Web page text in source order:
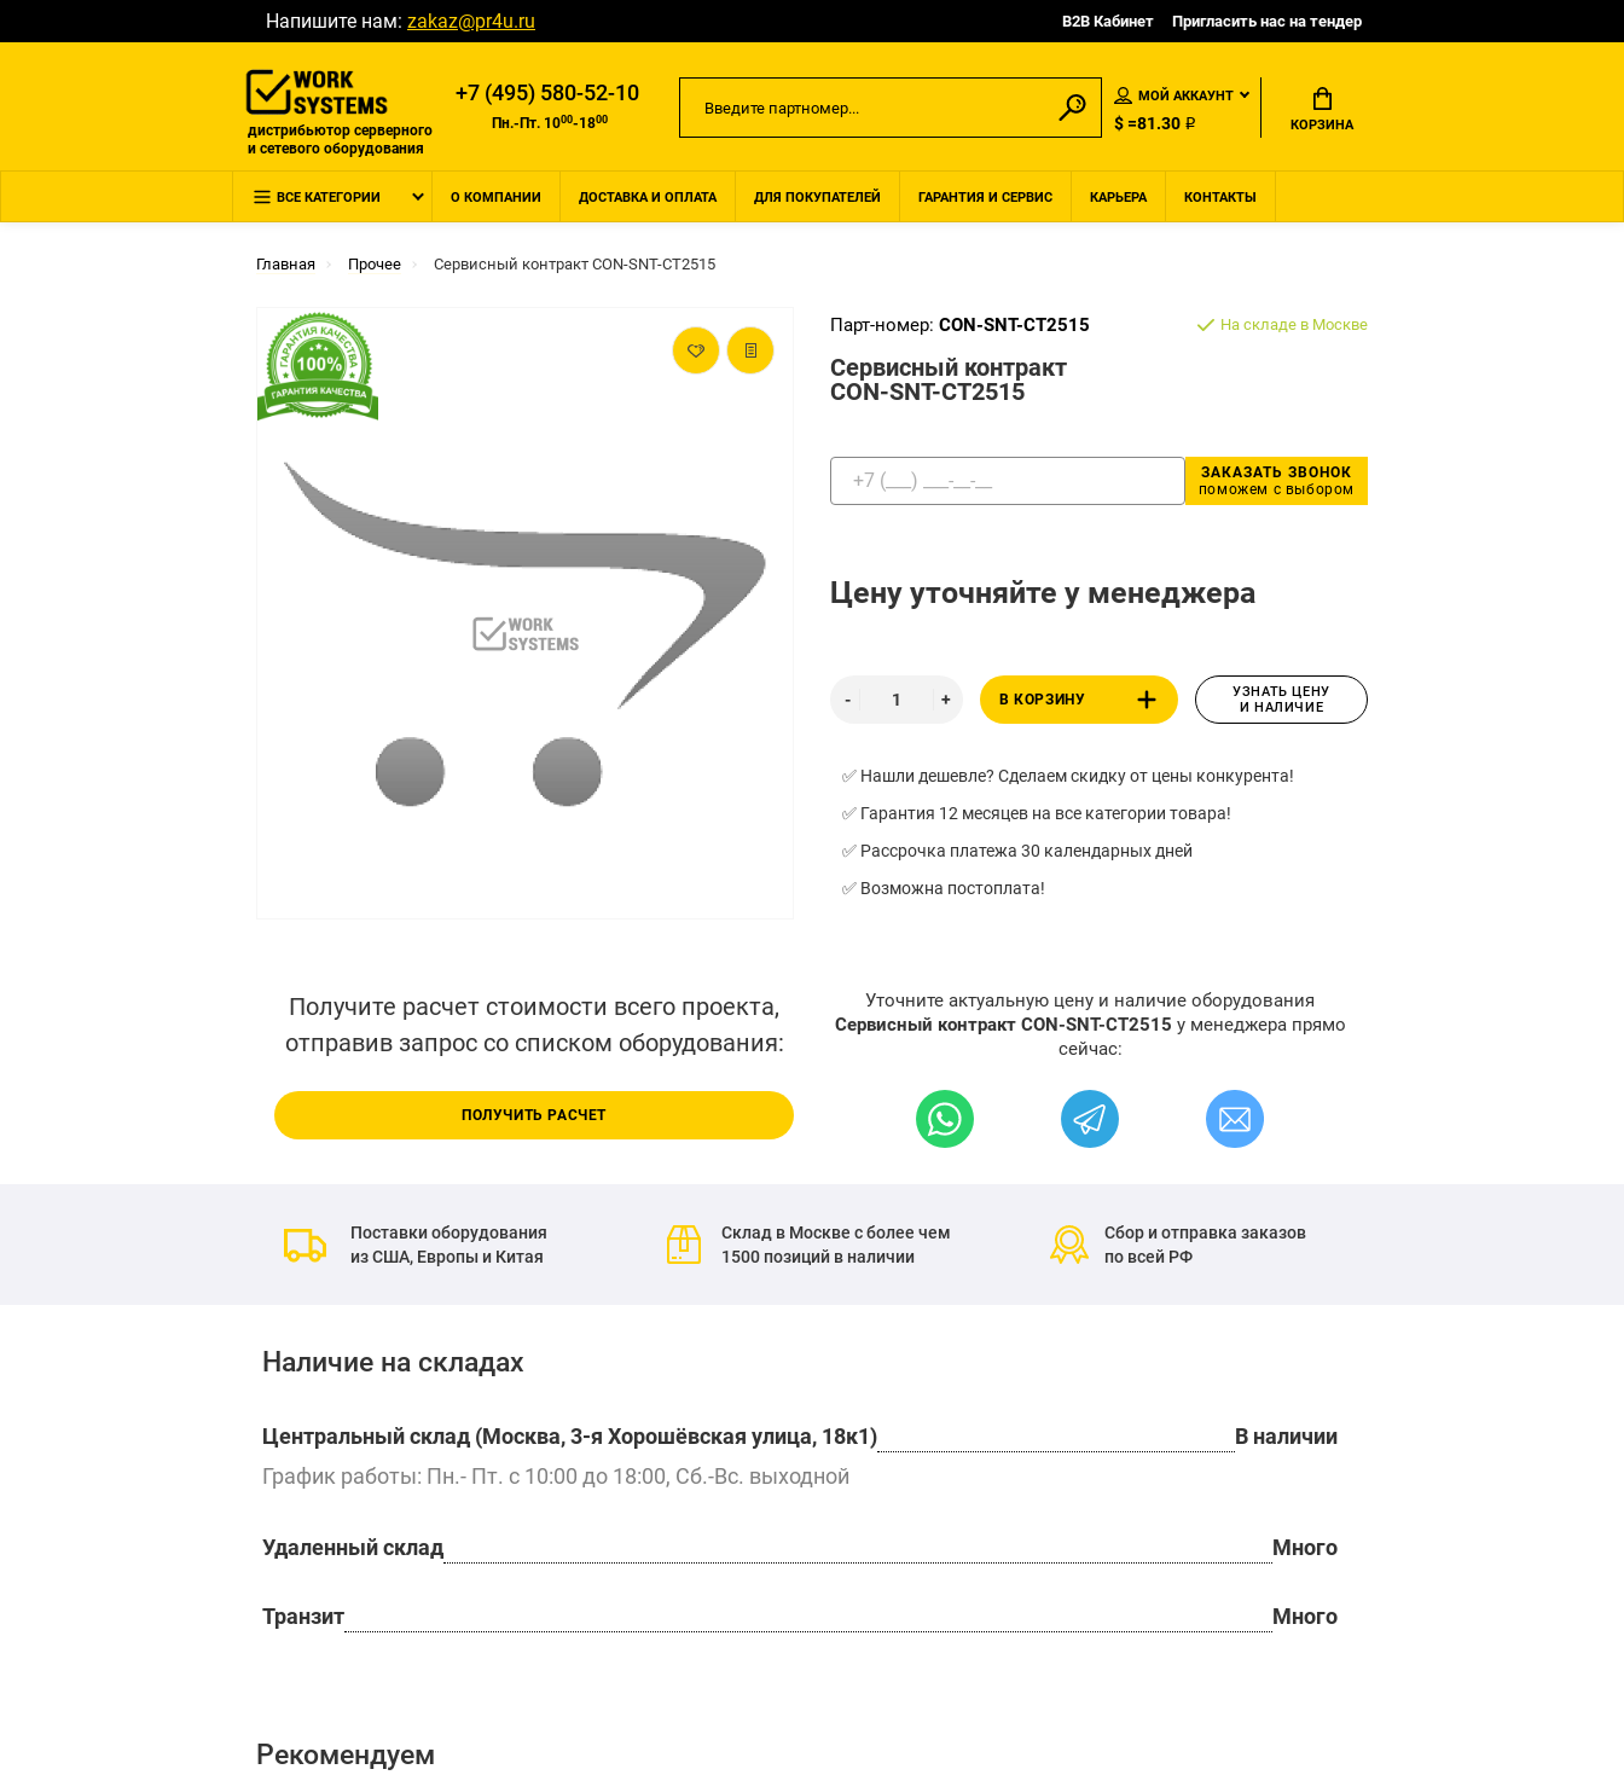
Напишите нам: zakaz@pr4u.ru B2B Кабинет Пригласить нас на тендер
дистрибьютор серверного
и сетевого оборудования
+7 (495) 580-52-10
Пн.-Пт. 1000-1800
МОЙ АККАУНТ
$ =81.30 ₽ КОРЗИНА
ВСЕ КАТЕГОРИИ О КОМПАНИИ ДОСТАВКА И ОПЛАТА ДЛЯ ПОКУПАТЕЛЕЙ ГАРАНТИЯ И СЕРВИС КАРЬЕРА КОНТАКТЫ
Главная Прочее Сервисный контракт CON-SNT-CT2515
Парт-номер: CON-SNT-CT2515
Сервисный контракт
CON-SNT-CT2515
На складе в Москве
ЗАКАЗАТЬ ЗВОНОК
поможем с выбором
Цену уточняйте у менеджера
В КОРЗИНУ
УЗНАТЬ ЦЕНУ
И НАЛИЧИЕ
✅ Нашли дешевле? Сделаем скидку от цены конкурента!
✅ Гарантия 12 месяцев на все категории товара!
✅ Рассрочка платежа 30 календарных дней
✅ Возможна постоплата!
Получите расчет стоимости всего проекта,
отправив запрос со списком оборудования:
ПОЛУЧИТЬ РАСЧЕТ
Уточните актуальную цену и наличие оборудования
Сервисный контракт CON-SNT-CT2515 у менеджера прямо
сейчас:
Поставки оборудования
из США, Европы и Китая
Склад в Москве с более чем
1500 позиций в наличии
Сбор и отправка заказов
по всей РФ
Наличие на складах
Центральный склад (Москва, 3-я Хорошёвская улица, 18к1)
В наличии
График работы: Пн.- Пт. с 10:00 до 18:00, Сб.-Вс. выходной
Удаленный склад Много
Транзит Много
Рекомендуем